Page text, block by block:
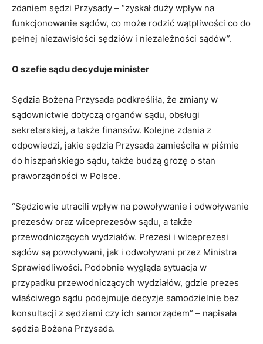
zdaniem sędzi Przysady – “zyskał duży wpływ na
funkcjonowanie sądów, co może rodzić wątpliwości co do
pełnej niezawisłości sędziów i niezależności sądów”.
O szefie sądu decyduje minister
Sędzia Bożena Przysada podkreśliła, że zmiany w
sądownictwie dotyczą organów sądu, obsługi
sekretarskiej, a także finansów. Kolejne zdania z
odpowiedzi, jakie sędzia Przysada zamieściła w piśmie
do hiszpańskiego sądu, także budzą grozę o stan
praworządności w Polsce.
“Sędziowie utracili wpływ na powoływanie i odwoływanie
prezesów oraz wiceprezesów sądu, a także
przewodniczących wydziałów. Prezesi i wiceprezesi
sądów są powoływani, jak i odwoływani przez Ministra
Sprawiedliwości. Podobnie wygląda sytuacja w
przypadku przewodniczących wydziałów, gdzie prezes
właściwego sądu podejmuje decyzje samodzielnie bez
konsultacji z sędziami czy ich samorządem” – napisała
sędzia Bożena Przysada.